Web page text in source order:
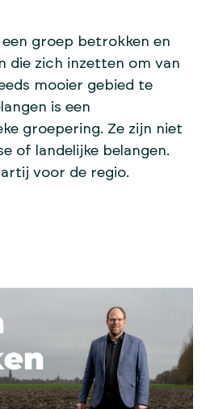
groep betrokken en
die zich inzetten om van
mooier gebied te
is een
groepering. Ze zijn niet
of landelijke belangen.
voor de regio.